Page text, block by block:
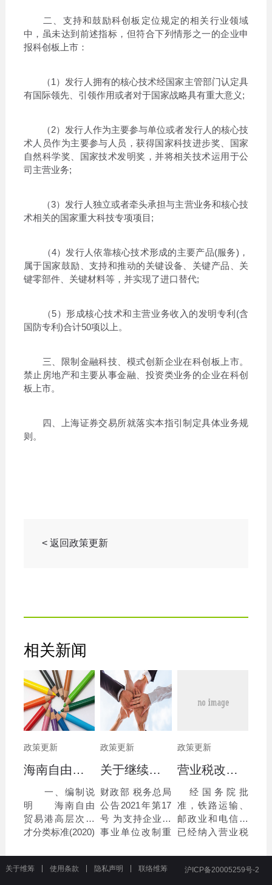
二、支持和鼓励科创板定位规定的相关行业领域
中，虽未达到前述指标，但符合下列情形之一的企业申
报科创板上市：
（1）发行人拥有的核心技术经国家主管部门认定具
有国际领先、引领作用或者对于国家战略具有重大意义;
（2）发行人作为主要参与单位或者发行人的核心技
术人员作为主要参与人员，获得国家科技进步奖、国家
自然科学奖、国家技术发明奖，并将相关技术运用于公
司主营业务;
（3）发行人独立或者牵头承担与主营业务和核心技
术相关的国家重大科技专项项目;
（4）发行人依靠核心技术形成的主要产品(服务)，
属于国家鼓励、支持和推动的关键设备、关键产品、关
键零部件、关键材料等，并实现了进口替代;
（5）形成核心技术和主营业务收入的发明专利(含
国防专利)合计50项以上。
三、限制金融科技、模式创新企业在科创板上市。
禁止房地产和主要从事金融、投资类业务的企业在科创
板上市。
四、上海证券交易所就落实本指引制定具体业务规
则。
< 返回政策更新
相关新闻
政策更新
海南自由贸易港高层次人才分类标准(2020)
一、编制说
明 海南自由
贸易港高层次人
才分类标准(2020)
人才发展局依据
《海南自由贸易
政策更新
关于继续执行企业 事业单位改制重组有关契税政策的公告
财政部 税务总局
公告2021年第17
号 为支持企业、
事业单位改制重
境，现就继续执
行有关契税政策
政策更新
营业税改征增值税跨境应税服务 增值税免税管理办法（试行）
经国务院批
准，铁路运输、
邮政业和电信业
已经纳入营业税
点。为了规范和
完善跨境应税服
关于维筹 使用条款 隐私声明 联络维筹 沪ICP备20005259号-2